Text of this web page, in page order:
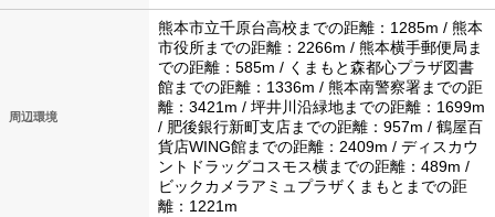
周辺環境
熊本市立千原台高校までの距離：1285m / 熊本
市役所までの距離：2266m / 熊本横手郵便局ま
での距離：585m / くまもと森都心プラザ図書
館までの距離：1336m / 熊本南警察署までの距
離：3421m / 坪井川沿緑地までの距離：1699m
/ 肥後銀行新町支店までの距離：957m / 鶴屋百
貨店WING館までの距離：2409m / ディスカウ
ントドラッグコスモス横までの距離：489m /
ビックカメラアミュプラザくまもとまでの距
離：1221m